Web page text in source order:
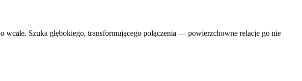
Szuka głębokiego, transformującego połączenia — powierzchowne relacje go nie